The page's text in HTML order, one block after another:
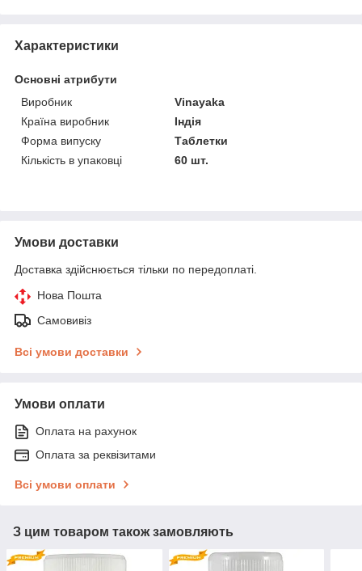
Характеристики
Основні атрибути
Виробник
Vinayaka
Країна виробник
Індія
Форма випуску
Таблетки
Кількість в упаковці
60 шт.
Умови доставки
Доставка здійснюється тільки по передоплаті.
Нова Пошта
Самовивіз
Всі умови доставки
Умови оплати
Оплата на рахунок
Оплата за реквізитами
Всі умови оплати
З цим товаром також замовляють